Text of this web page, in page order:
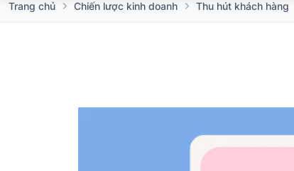
Trang chủ Chiến lược kinh doanh Thu hút khách hàng